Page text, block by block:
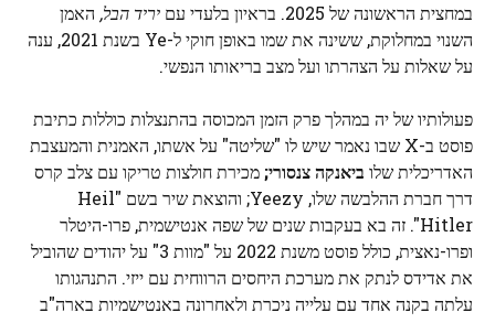
במחצית הראשונה של 2025. בראיון בלעדי עם
יריד הבל, האמן
השנוי במחלוקת, ששינה את שמו באופן חוקי ל-Ye בשנת 2021, ענה
על שאלות על הצהרתו ועל מצב בריאותו הנפשי.
פעולותיו של יה במהלך פרק הזמן המכוסה בהתנצלות כוללות כתיבת
פוסט ב-X שבו נאמר שיש לו "שליטה" על אשתו, האמנית והמעצבת
האדריכלית שלו ביאנקה צנסורי; מכירת חולצות טריקו עם צלב קרס
דרך חברת ההלבשה שלו, Yeezy; והוצאת שיר בשם "Heil
Hitler". זה בא בעקבות שנים של שפה אנטישמית, פרו-היטלר
ופרו-נאצית, כולל פוסט משנת 2022 על "מוות 3" על יהודים שהוביל
את אדידס לנתק את מערכת היחסים הרווחית עם ייזי. התנהגותו
עלתה בקנה אחד עם עלייה ניכרת ולאחרונה באנטישמיות בארה"ב